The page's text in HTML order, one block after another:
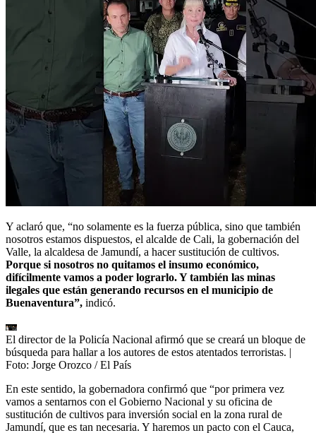
Y aclaró que, “no solamente es la fuerza pública, sino que también
nosotros estamos dispuestos, el alcalde de Cali, la gobernación del
Valle, la alcaldesa de Jamundí, a hacer sustitución de cultivos.
Porque si nosotros no quitamos el insumo económico,
difícilmente vamos a poder lograrlo. Y también las minas
ilegales que están generando recursos en el municipio de
Buenaventura”, indicó.
El director de la Policía Nacional afirmó que se creará un bloque de
búsqueda para hallar a los autores de estos atentados terroristas. |
Foto: Jorge Orozco / El País
En este sentido, la gobernadora confirmó que “por primera vez
vamos a sentarnos con el Gobierno Nacional y su oficina de
sustitución de cultivos para inversión social en la zona rural de
Jamundí, que es tan necesaria. Y haremos un pacto con el Cauca,